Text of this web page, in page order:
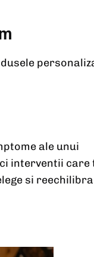
ale unui
interventii care
si